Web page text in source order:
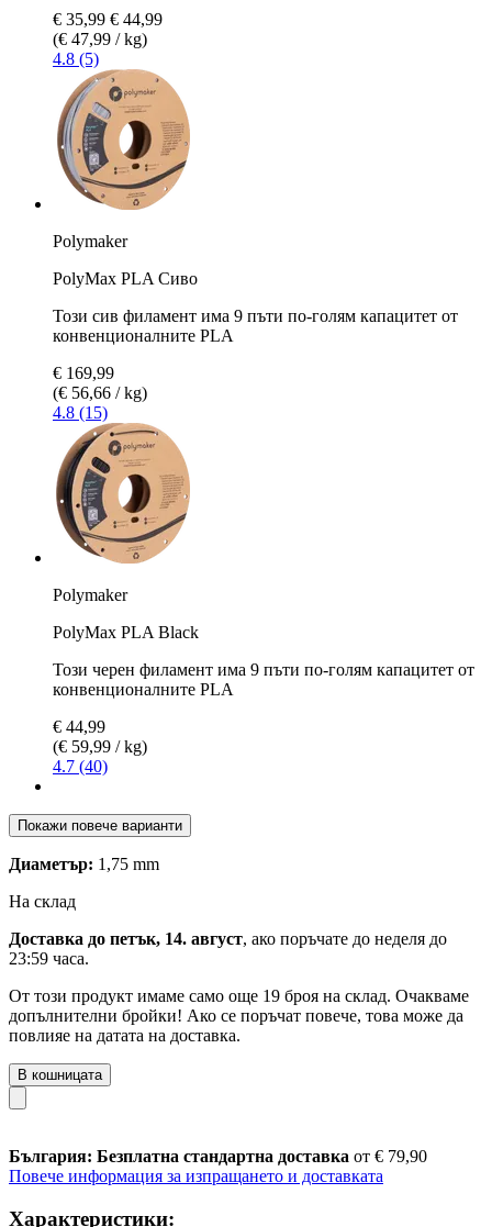
€ 35,99 € 44,99
(€ 47,99 / kg)
4.8 (5)
Polymaker
PolyMax PLA Сиво
Този сив филамент има 9 пъти по-голям капацитет от
конвенционалните PLA
€ 169,99
(€ 56,66 / kg)
4.8 (15)
Polymaker
PolyMax PLA Black
Този черен филамент има 9 пъти по-голям капацитет от
конвенционалните PLA
€ 44,99
(€ 59,99 / kg)
4.7 (40)
Покажи повече варианти
Диаметър: 1,75 mm
На склад
Доставка до петък, 14. август, ако поръчате до неделя до
23:59 часа.
От този продукт имаме само още 19 броя на склад. Очакваме
допълнителни бройки! Ако се поръчат повече, това може да
повлияе на датата на доставка.
В кошницата
България: Безплатна стандартна доставка от € 79,90
Повече информация за изпращането и доставката
Характеристики: